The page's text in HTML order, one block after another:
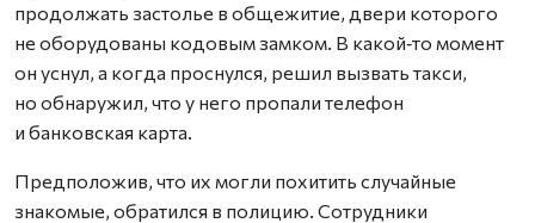
продолжать застолье в общежитие, двери которого
не оборудованы кодовым замком. В какой‑то момент
он уснул, а когда проснулся, решил вызвать такси,
но обнаружил, что у него пропали телефон
и банковская карта.
Предположив, что их могли похитить случайные
знакомые, обратился в полицию. Сотрудники